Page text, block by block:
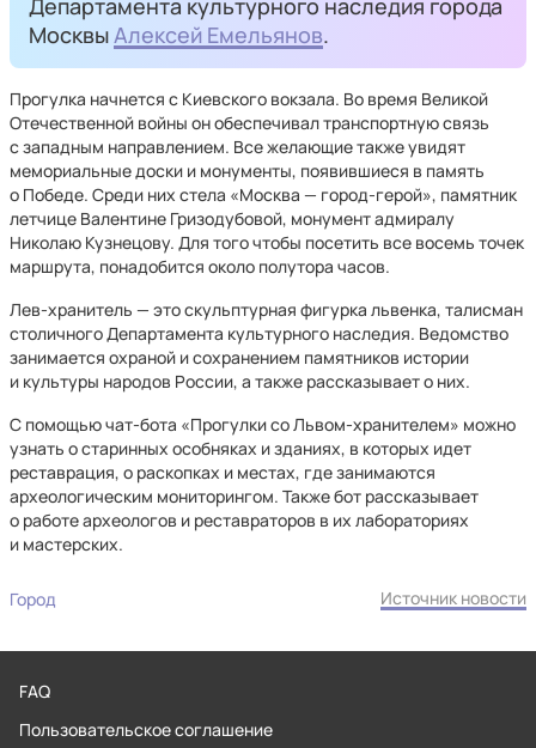
Департамента культурного наследия города
МосквыАлексей Емельянов.
Прогулка начнется с Киевского вокзала. Во время Великой
Отечественной войны он обеспечивал транспортную связь
с западным направлением. Все желающие также увидят
мемориальные доски и монументы, появившиеся в память
о Победе. Среди них стела «Москва — город-герой», памятник
летчице Валентине Гризодубовой, монумент адмиралу
Николаю Кузнецову. Для того чтобы посетить все восемь точек
маршрута, понадобится около полутора часов.
Лев-хранитель — это скульптурная фигурка львенка, талисман
столичного Департамента культурного наследия. Ведомство
занимается охраной и сохранением памятников истории
и культуры народов России, а также рассказывает о них.
С помощью чат-бота «Прогулки со Львом-хранителем» можно
узнать о старинных особняках и зданиях, в которых идет
реставрация, о раскопках и местах, где занимаются
археологическим мониторингом. Также бот рассказывает
о работе археологов и реставраторов в их лабораториях
и мастерских.
Город Источник новости
FAQ
Пользовательское соглашение